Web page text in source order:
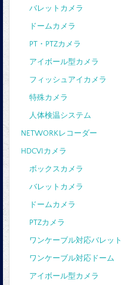
バレットカメラ
ドームカメラ
PT・PTZカメラ
アイボール型カメラ
フィッシュアイカメラ
特殊カメラ
人体検温システム
NETWORKレコーダー
HDCVIカメラ
ボックスカメラ
バレットカメラ
ドームカメラ
PTZカメラ
ワンケーブル対応バレット
ワンケーブル対応ドーム
アイボール型カメラ